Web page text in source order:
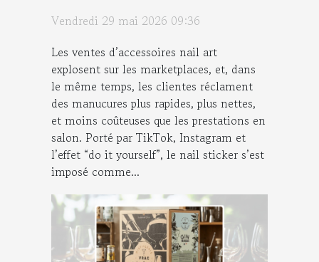
Vendredi 29 mai 2026 09:36
Les ventes d’accessoires nail art
explosent sur les marketplaces, et, dans
le même temps, les clientes réclament
des manucures plus rapides, plus nettes,
et moins coûteuses que les prestations en
salon. Porté par TikTok, Instagram et
l’effet “do it yourself”, le nail sticker s’est
imposé comme...